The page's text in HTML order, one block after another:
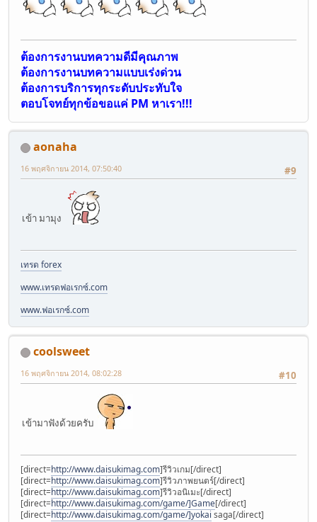
ต้องการงานบทความดีมีคุณภาพ
ต้องการงานบทความแบบเร่งด่วน
ต้องการบริการทุกระดับประทับใจ
ตอบโจทย์ทุกข้อขอแค่ PM หาเรา!!!
aonaha
#9
16 พฤศจิกายน 2014, 07:50:40
เข้า มามุง
เทรด forex
www.เทรดฟอเรกซ์.com
www.ฟอเรกซ์.com
coolsweet
#10
16 พฤศจิกายน 2014, 08:02:28
เข้ามาฟังด้วยครับ
[direct=http://www.daisukimag.com]รีวิวเกม[/direct]
[direct=http://www.daisukimag.com]รีวิวภาพยนตร์[/direct]
[direct=http://www.daisukimag.com]รีวิวอนิเมะ[/direct]
[direct=http://www.daisukimag.com/game/]Game[/direct]
[direct=http://www.daisukimag.com/game/]yokai saga[/direct]